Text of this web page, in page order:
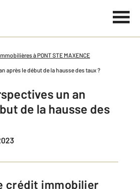
à PONT STE MAXENCE
après le début de la hausse des taux ?
un an
de la hausse des